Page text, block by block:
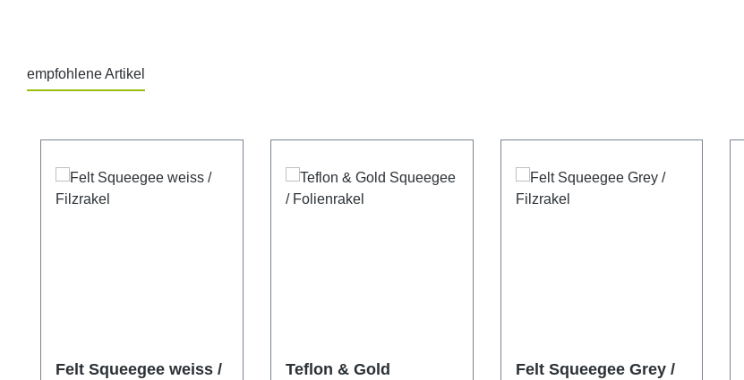
empfohlene Artikel
Felt Squeegee weiss /
Teflon & Gold
Felt Squeegee Grey /